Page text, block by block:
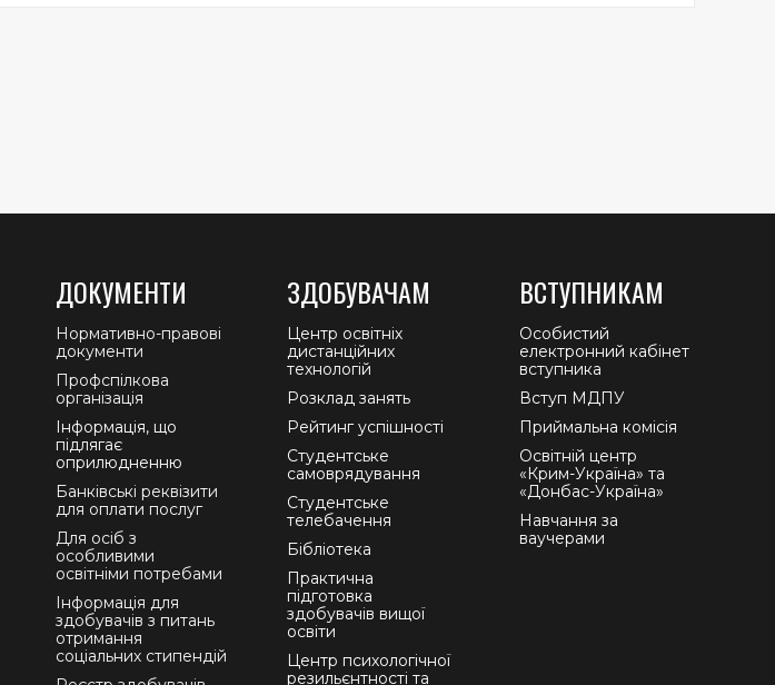
ДОКУМЕНТИ
Нормативно-правові
документи
Профспілкова
організація
Інформація, що
підлягає
оприлюдненню
Банківські реквізити
для оплати послуг
Для осіб з
особливими
освітніми потребами
Інформація для
здобувачів з питань
отримання
соціальних стипендій
ЗДОБУВАЧАМ
Центр освітніх
дистанційних
технологій
Розклад занять
Рейтинг успішності
Студентське
самоврядування
Студентське
телебачення
Бібліотека
Практична
підготовка
здобувачів вищої
освіти
Центр психологічної
резильєнтності та
ВСТУПНИКАМ
Особистий
електронний кабінет
вступника
Вступ МДПУ
Приймальна комісія
Освітній центр
«Крим-Україна» та
«Донбас-Україна»
Навчання за
ваучерами